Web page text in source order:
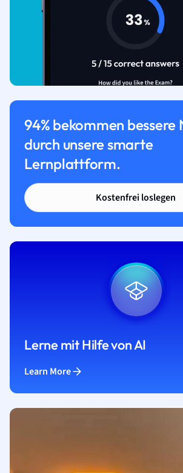
94% bekommen bessere
durch unsere smarte
Lernplattform.
Kostenfrei loslegen
Lerne mit Hilfe von AI
Learn More